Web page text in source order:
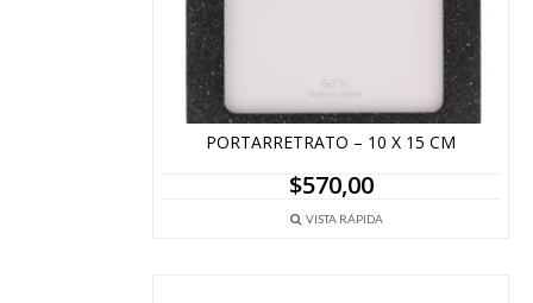
PORTARRETRATO – 10 X 15 CM
$570,00
VISTA RÁPIDA